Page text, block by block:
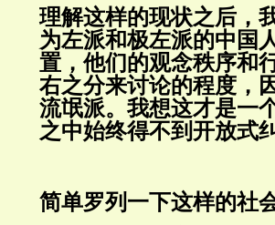
理解这样的现状之后，
为左派和极左派的中国
置，他们的观念秩序和
右之分来讨论的程度，
流氓派。我想这才是一
之中始终得不到开放式
简单罗列一下这样的社